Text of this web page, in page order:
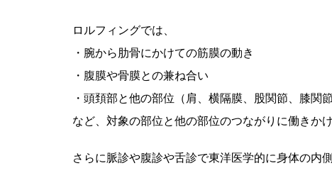
ロルフィングでは、
・腕から肋骨にかけての筋膜の動き
・腹膜や骨膜との兼ね合い
・頭頚部と他の部位（肩、横隔膜、股関節、膝関
など、対象の部位と他の部位のつながりに働きかけ
さらに脈診や腹診や舌診で東洋医学的に身体の内